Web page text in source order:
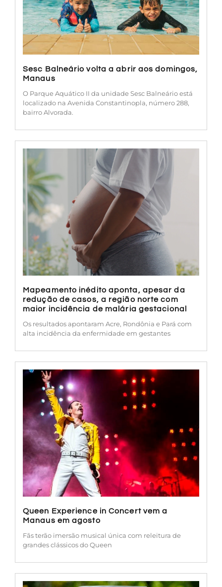
Sesc Balneário volta a abrir aos domingos,
Manaus
O Parque Aquático II da unidade Sesc Balneário está
localizado na Avenida Constantinopla, número 288,
bairro Alvorada.
Mapeamento inédito aponta, apesar da
redução de casos, a região norte com
maior incidência de malária gestacional
Os resultados apontaram Acre, Rondônia e Pará com
alta incidência da enfermidade em gestantes
Queen Experience in Concert vem a
Manaus em agosto
Fãs terão imersão musical única com releitura de
grandes clássicos do Queen